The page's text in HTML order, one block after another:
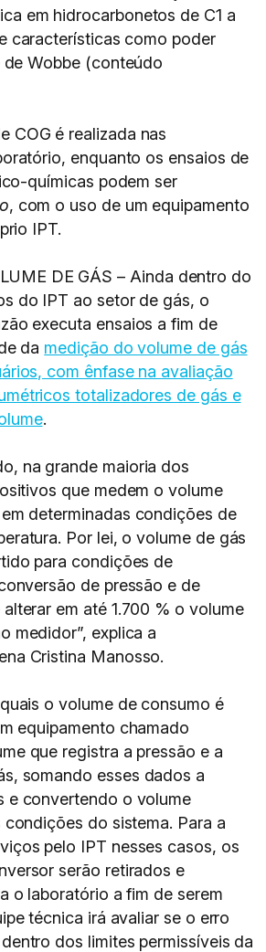
em hidrocarbonetos de C1 a
características como poder
Wobbe (conteúdo
COG é realizada nas
enquanto os ensaios de
químicas podem ser
, com o uso de um equipamento
IPT.
DE GÁS – Ainda dentro do
do IPT ao setor de gás, o
executa ensaios a fim de
da medição do volume de gás
com ênfase na avaliação
totalizadores de gás e
.
na grande maioria dos
que medem o volume
determinadas condições de
Por lei, o volume de gás
para condições de
de pressão e de
em até 1.700 % o volume
medidor”, explica a
Cristina Manosso.
o volume de consumo é
equipamento chamado
que registra a pressão e a
somando esses dados a
e convertendo o volume
do sistema. Para a
pelo IPT nesses casos, os
serão retirados e
o laboratório a fim de serem
técnica irá avaliar se o erro
dos limites permissíveis da